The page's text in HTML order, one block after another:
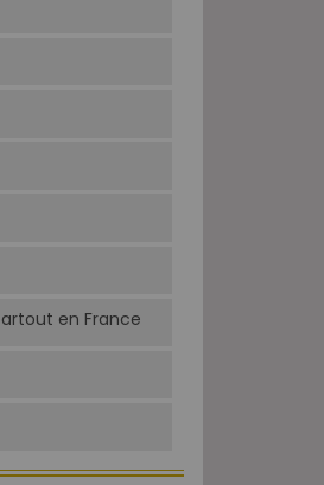
en France